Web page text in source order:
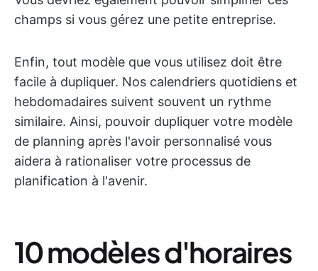
champs si vous gérez une petite entreprise.
Enfin, tout modèle que vous utilisez doit être
facile à dupliquer. Nos calendriers quotidiens et
hebdomadaires suivent souvent un rythme
similaire. Ainsi, pouvoir dupliquer votre modèle
de planning après l'avoir personnalisé vous
aidera à rationaliser votre processus de
planification à l'avenir.
10 modèles d'horaires